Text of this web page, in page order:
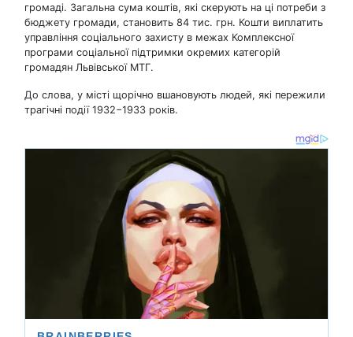
громаді. Загальна сума коштів, які скерують на ці потреби з
бюджету громади, становить 84 тис. грн. Кошти виплатить
управління соціального захисту в межах Комплексної
програми соціальної підтримки окремих категорій
громадян Львівської МТГ.
До слова, у місті щорічно вшановують людей, які пережили
трагічні події 1932−1933 років.